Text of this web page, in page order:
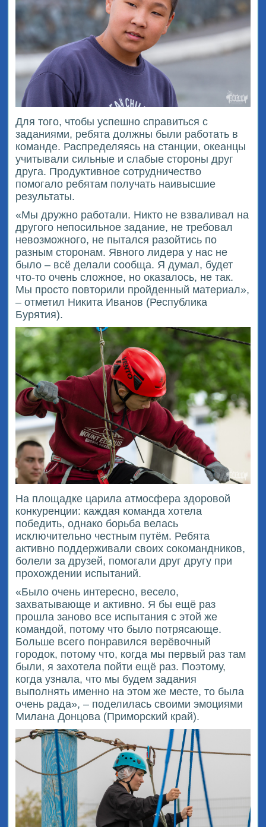
Для того, чтобы успешно справиться с
заданиями, ребята должны были работать в
команде. Распределяясь на станции, океанцы
учитывали сильные и слабые стороны друг
друга. Продуктивное сотрудничество
помогало ребятам получать наивысшие
результаты.
«Мы дружно работали. Никто не взваливал на
другого непосильное задание, не требовал
невозможного, не пытался разойтись по
разным сторонам. Явного лидера у нас не
было – всё делали сообща. Я думал, будет
что-то очень сложное, но оказалось, не так.
Мы просто повторили пройденный материал»,
– отметил Никита Иванов (Республика
Бурятия).
На площадке царила атмосфера здоровой
конкуренции: каждая команда хотела
победить, однако борьба велась
исключительно честным путём. Ребята
активно поддерживали своих сокомандников,
болели за друзей, помогали друг другу при
прохождении испытаний.
«Было очень интересно, весело,
захватывающе и активно. Я бы ещё раз
прошла заново все испытания с этой же
командой, потому что было потрясающе.
Больше всего понравился верёвочный
городок, потому что, когда мы первый раз там
были, я захотела пойти ещё раз. Поэтому,
когда узнала, что мы будем задания
выполнять именно на этом же месте, то была
очень рада», – поделилась своими эмоциями
Милана Донцова (Приморский край).